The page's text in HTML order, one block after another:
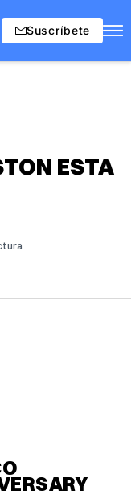
Suscríbete
ESTA